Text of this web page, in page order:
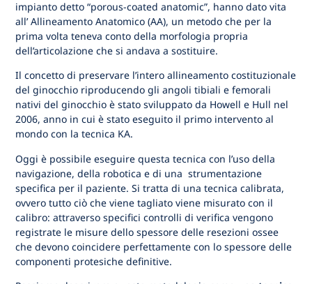
impianto detto “porous-coated anatomic”, hanno dato vita
all’ Allineamento Anatomico (AA), un metodo che per la
prima volta teneva conto della morfologia propria
dell’articolazione che si andava a sostituire.
Il concetto di preservare l’intero allineamento costituzionale
del ginocchio riproducendo gli angoli tibiali e femorali
nativi del ginocchio è stato sviluppato da Howell e Hull nel
2006, anno in cui è stato eseguito il primo intervento al
mondo con la tecnica KA.
Oggi è possibile eseguire questa tecnica con l’uso della
navigazione, della robotica e di una strumentazione
specifica per il paziente. Si tratta di una tecnica calibrata,
ovvero tutto ciò che viene tagliato viene misurato con il
calibro: attraverso specifici controlli di verifica vengono
registrate le misure dello spessore delle resezioni ossee
che devono coincidere perfettamente con lo spessore delle
componenti protesiche definitive.